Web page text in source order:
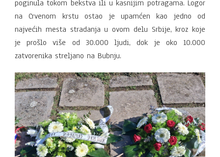
poginula tokom bekstva ili u kasnijim potragama. Logor
na Crvenom krstu ostao je upamćen kao jedno od
najvećih mesta stradanja u ovom delu Srbije, kroz koje
je prošlo više od 30.000 ljudi, dok je oko 10.000
zatvorenika streljano na Bubnju.